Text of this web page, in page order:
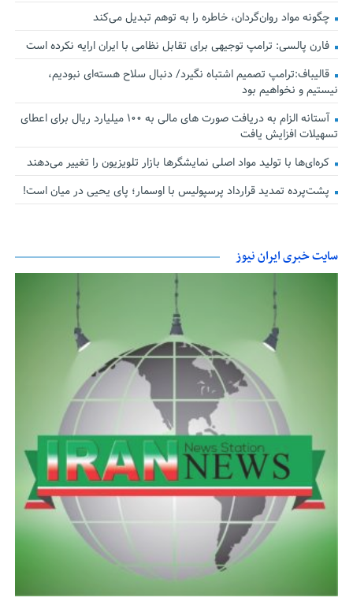
چگونه مواد روان‌گردان، خاطره را به توهم تبدیل می‌کند
فارن پالسی: ترامپ توجیهی برای تقابل نظامی با ایران ارایه نکرده است
قالیباف:ترامپ تصمیم اشتباه نگیرد/ دنبال سلاح هسته‌ای نبودیم،
نیستیم و نخواهیم بود
آستانه الزام به دریافت صورت های مالی به ۱۰۰ میلیارد ریال برای اعطای
تسهیلات افزایش یافت
کره‌ای‌ها با تولید مواد اصلی نمایشگرها بازار تلویزیون را تغییر می‌دهند
پشت‌پرده تمدید قرارداد پرسپولیس با اوسمار؛ پای یحیی در میان است!
سایت خبری ایران نیوز